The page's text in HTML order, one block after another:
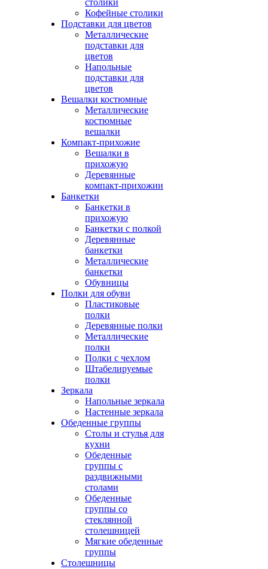
столики
Кофейные столики
Подставки для цветов
Металлические
подставки для
цветов
Напольные
подставки для
цветов
Вешалки костюмные
Металлические
костюмные
вешалки
Компакт-прихожие
Вешалки в
прихожую
Деревянные
компакт-прихожии
Банкетки
Банкетки в
прихожую
Банкетки с полкой
Деревянные
банкетки
Металлические
банкетки
Обувницы
Полки для обуви
Пластиковые
полки
Деревянные полки
Металлические
полки
Полки с чехлом
Штабелируемые
полки
Зеркала
Напольные зеркала
Настенные зеркала
Обеденные группы
Столы и стулья для
кухни
Обеденные
группы с
раздвижными
столами
Обеденные
группы со
стеклянной
столешницей
Мягкие обеденные
группы
Столешницы